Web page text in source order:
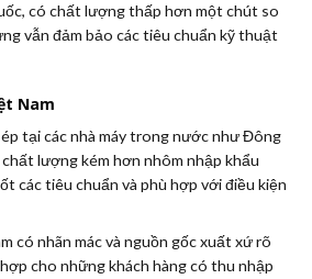
có chất lượng thấp hơn một chút so
vẫn đảm bảo các tiêu chuẩn kỹ thuật
Nam
tại các nhà máy trong nước như Đông
lượng kém hơn nhôm nhập khẩu
các tiêu chuẩn và phù hợp với điều kiện
có nhãn mác và nguồn gốc xuất xứ rõ
cho những khách hàng có thu nhập